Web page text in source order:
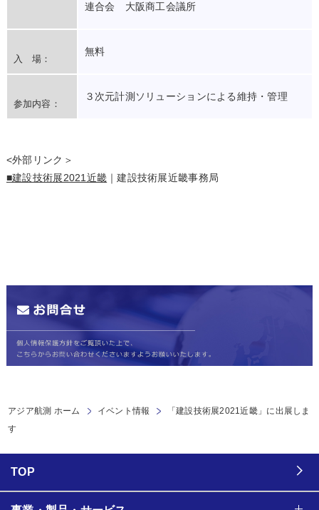
連合会 大阪商工会議所
入 場：
無料
参加内容：
３次元計測ソリューションによる維持・管理
<外部リンク＞
■建設技術展2021近畿 ｜建設技術展近畿事務局
アジア航測 ホーム イベント情報
「建設技術展2021近畿」に出展しま
す
TOP